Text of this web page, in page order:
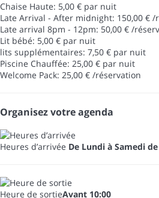
Chaise Haute: 5,00 € par nuit
Late Arrival - After midnight: 150,00 € /
Late arrival 8pm - 12pm: 50,00 € /
Lit bébé: 5,00 € par nuit
lits supplémentaires: 7,50 € par nuit
Piscine Chauffée: 25,00 € par nuit
Welcome Pack: 25,00 € /réservation
Organisez votre agenda
Heures d’arrivée De Lundi à Samedi
Heure de sortieAvant 10:00